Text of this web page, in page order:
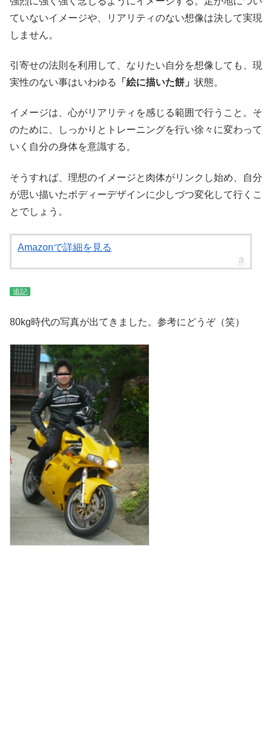
ていないイメージや、リアリティのない想像は決して実現
しません。
引寄せの法則を利用して、なりたい自分を想像しても、現
実性のない事はいわゆる
「絵に描いた餅」 状態。
イメージは、心がリアリティを感じる範囲で行うこと。そ
のために、しっかりとトレーニングを行い徐々に変わって
いく自分の身体を意識する。
そうすれば、理想のイメージと肉体がリンクし始め、自分
が思い描いたボディーデザインに少しづつ変化して行くこ
とでしょう。
Amazonで詳細を見る
追記
80kg時代の写真が出てきました。参考にどうぞ（笑）